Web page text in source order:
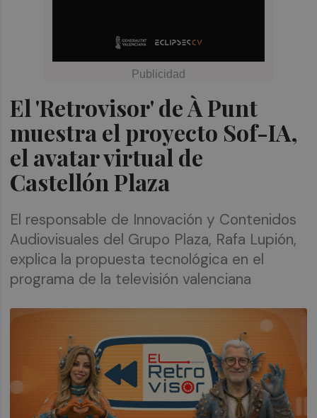
El 'Retrovisor' de À Punt
muestra el proyecto Sof-IA,
el avatar virtual de
Castellón Plaza
El responsable de Innovación y Contenidos
Audiovisuales del Grupo Plaza, Rafa Lupión,
explica la propuesta tecnológica en el
programa de la televisión valenciana